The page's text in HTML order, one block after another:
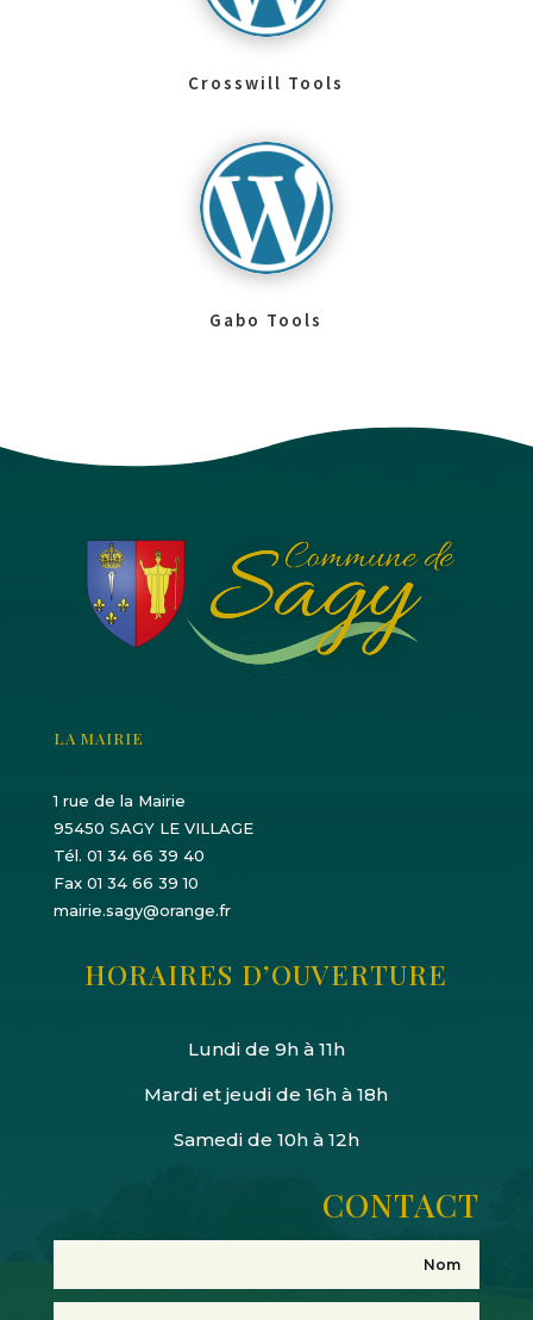
Crosswill Tools
Gabo Tools
LA MAIRIE
1 rue de la Mairie
95450 SAGY LE VILLAGE
Tél. 01 34 66 39 40
Fax 01 34 66 39 10
mairie.sagy@orange.fr
HORAIRES D’OUVERTURE
Lundi de 9h à 11h
Mardi et jeudi de 16h à 18h
Samedi de 10h à 12h
CONTACT